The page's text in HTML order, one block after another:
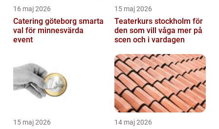
16 maj 2026
Catering göteborg smarta
val för minnesvärda
event
15 maj 2026
Teaterkurs stockholm för
den som vill våga mer på
scen och i vardagen
15 maj 2026 14 maj 2026